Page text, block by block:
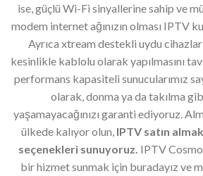
ise, güçlü Wi-Fi sinyallerine sahip ve
modem internet ağınızın olması IPTV
Ayrıca xtream destekli uydu
kesinlikle kablolu olarak yapılmasını
performans kapasiteli sunucularımız
olarak, donma ya da takılma
yaşamayacağınızı garanti ediyoruz.
ülkede kalıyor olun, IPTV satın
seçenekleri sunuyoruz. IPTV
bir hizmet sunmak için buradayız ve